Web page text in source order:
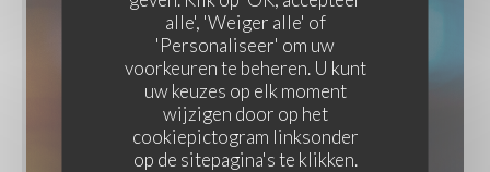
alle', 'Weiger alle' of
'Personaliseer' om uw
voorkeuren te beheren. U kunt
uw keuzes op elk moment
wijzigen door op het
cookiepictogram linksonder
op de sitepagina's te klikken.